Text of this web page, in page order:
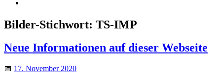
Bilder-Stichwort: TS-IMP
Neue Informationen auf dieser Webseite
📅 17. November 2020